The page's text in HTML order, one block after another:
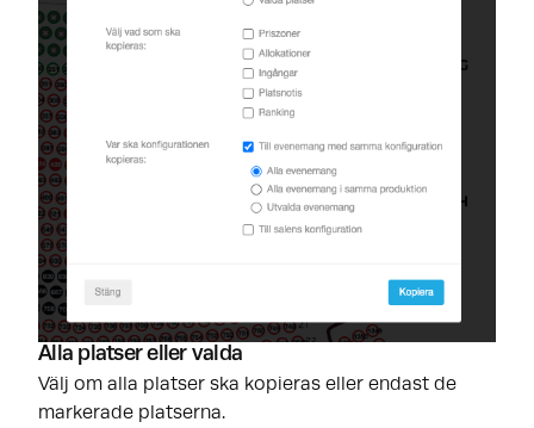
Alla platser eller valda
Välj om alla platser ska kopieras eller endast de
markerade platserna.